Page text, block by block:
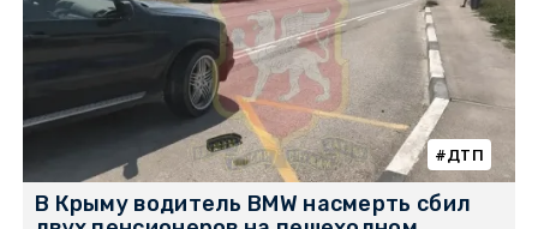
ДТП
В Крыму водитель BMW насмерть сбил